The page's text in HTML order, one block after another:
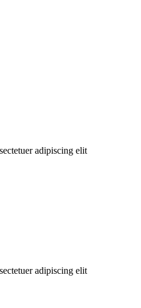
adipiscing elit
adipiscing elit